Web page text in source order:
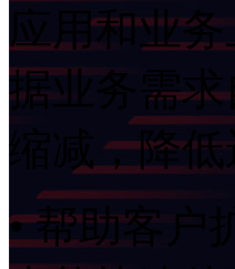
应用和业务
据业务需求
缩减，降
• 帮助客户